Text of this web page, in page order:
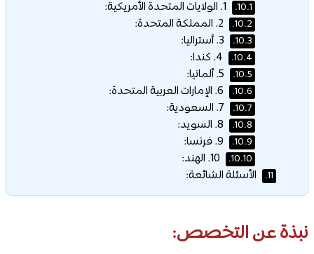
10.1.
10.2.
10.3.
10.4.
10.5.
10.6.
10.7.
10.8.
10.9.
10.10.
11. الأسئلة الشائعة:
نبذة عن التخصص: